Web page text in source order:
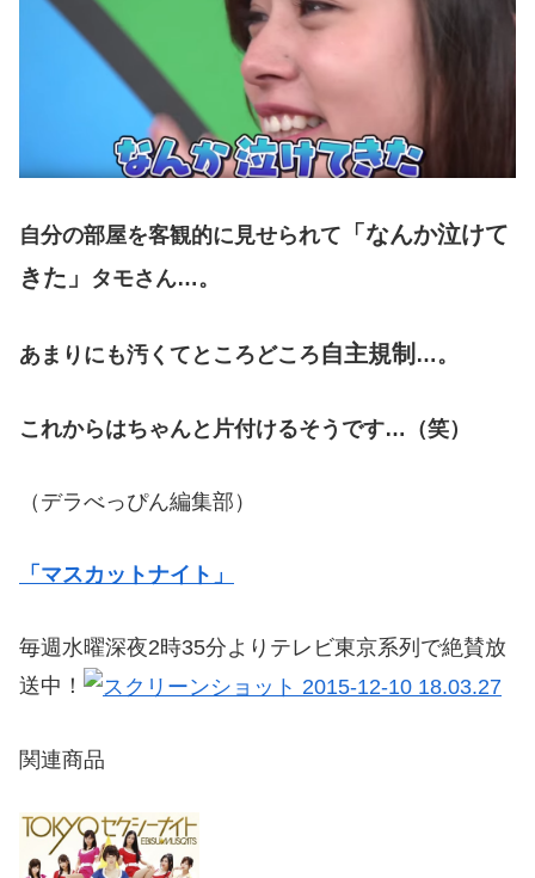
自分の部屋を客観的に見せられて 「なんか泣けて
きた」
タモさん…。
あまりにも汚くてところどころ自主規制 …。
これからはちゃんと片付けるそうです…（笑）
（デラべっぴん編集部）
「マスカットナイト」
毎週水曜深夜2時35分よりテレビ東京系列で絶賛放
送中！
関連商品